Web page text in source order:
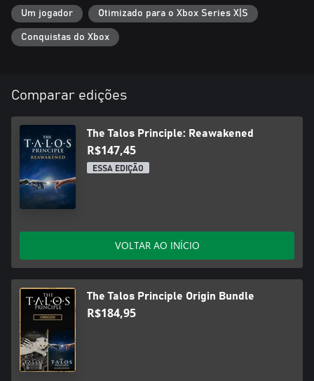
Um jogador Otimizado para o Xbox Series X|S
Conquistas do Xbox
Comparar edições
The Talos Principle: Reawakened
R$147,45
ESSA EDIÇÃO
VOLTAR AO INÍCIO
The Talos Principle Origin Bundle
R$184,95